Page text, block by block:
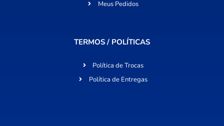
Meus Pedidos
TERMOS / POLÍTICAS
Política de Trocas
Política de Entregas